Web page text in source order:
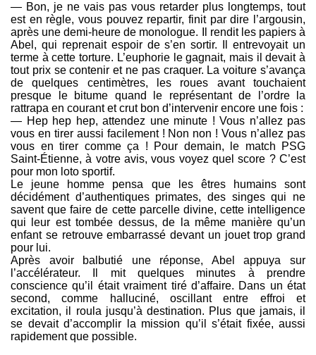
— Bon, je ne vais pas vous retarder plus longtemps, tout
est en règle, vous pouvez repartir, finit par dire l’argousin,
après une demi-heure de monologue. Il rendit les papiers à
Abel, qui reprenait espoir de s’en sortir. Il entrevoyait un
terme à cette torture. L’euphorie le gagnait, mais il devait à
tout prix se contenir et ne pas craquer. La voiture s’avança
de quelques centimètres, les roues avant touchaient
presque le bitume quand le représentant de l’ordre la
rattrapa en courant et crut bon d’intervenir encore une fois :
— Hep hep hep, attendez une minute ! Vous n’allez pas
vous en tirer aussi facilement ! Non non ! Vous n’allez pas
vous en tirer comme ça ! Pour demain, le match PSG
Saint-Étienne, à votre avis, vous voyez quel score ? C’est
pour mon loto sportif.
Le jeune homme pensa que les êtres humains sont
décidément d’authentiques primates, des singes qui ne
savent que faire de cette parcelle divine, cette intelligence
qui leur est tombée dessus, de la même manière qu’un
enfant se retrouve embarrassé devant un jouet trop grand
pour lui.
Après avoir balbutié une réponse, Abel appuya sur
l’accélérateur. Il mit quelques minutes à prendre
conscience qu’il était vraiment tiré d’affaire. Dans un état
second, comme halluciné, oscillant entre effroi et
excitation, il roula jusqu’à destination. Plus que jamais, il
se devait d’accomplir la mission qu’il s’était fixée, aussi
rapidement que possible.